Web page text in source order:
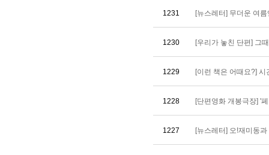
1231 [뉴스레터] 무더운 여
1230 [우리가 놓친 단편] 그
1229 [이런 책은 어때요?]
1228 [단편영화 개봉극장] '
1227 [뉴스레터] 오!재미동